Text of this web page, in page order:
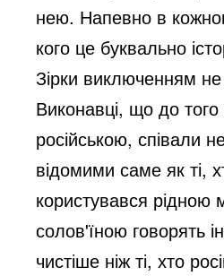
нею. Напевно в
кого це буквально
Зірки виключенням
Виконавці, що до
російською, співали
відомими саме як ті,
користувався
солов'їною говорять
чистіше ніж ті, хто